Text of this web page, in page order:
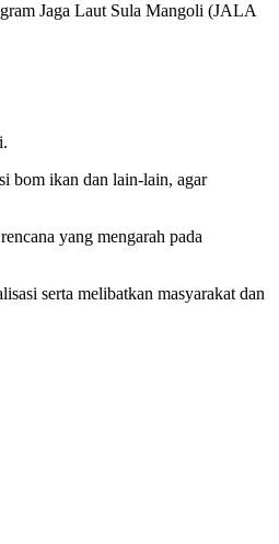
Jaga Laut Sula Mangoli (JALA
bom ikan dan lain-lain, agar
yang mengarah pada
serta melibatkan masyarakat dan